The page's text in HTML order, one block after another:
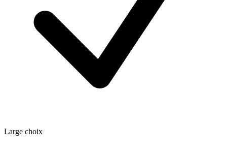
Large choix